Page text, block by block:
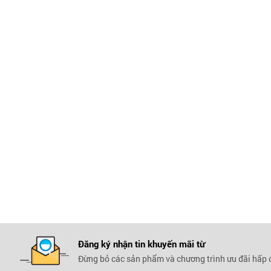
Đăng ký nhận tin khuyến mãitừ
Đừng bỏ các sản phẩm và chương trình ưu đãi hấp